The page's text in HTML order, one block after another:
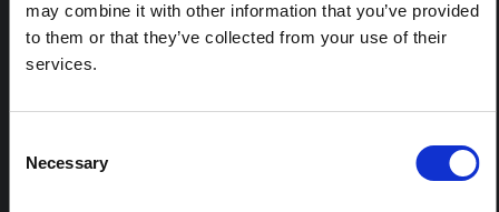
may combine it with other information that you’ve provided
to them or that they’ve collected from your use of their
services.
Selection
Necessary
ARTICLE
Note contextuelle sur l'épidémie
Bundibugyo. La note n'aborde pas directement